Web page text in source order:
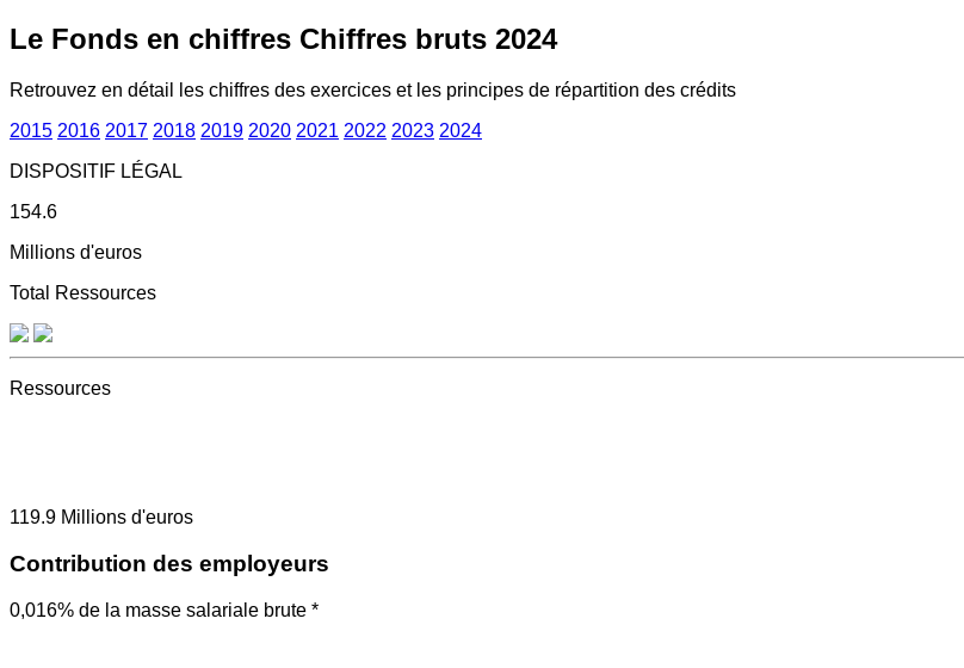
Le Fonds en chiffres Chiffres bruts 2024
Retrouvez en détail les chiffres des exercices et les principes de répartition des crédits
2015 2016 2017 2018 2019 2020 2021 2022 2023 2024
DISPOSITIF LÉGAL
154.6
Millions d'euros
Total Ressources
Ressources
119.9 Millions d'euros
Contribution des employeurs
0,016% de la masse salariale brute *